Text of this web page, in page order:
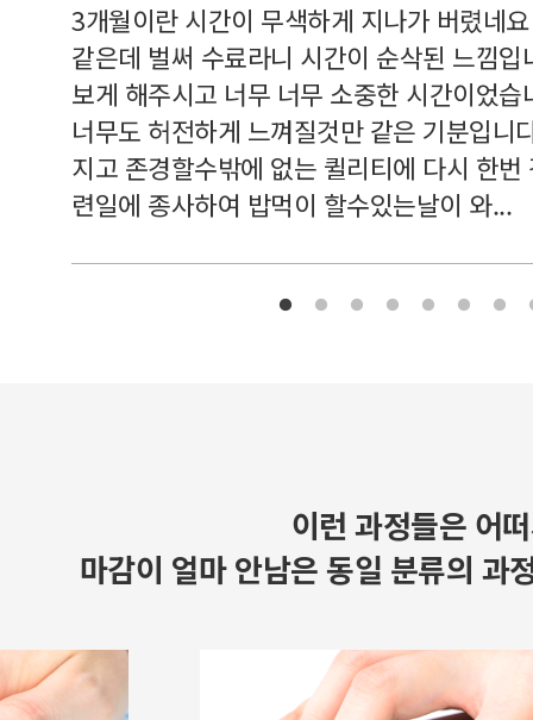
3개월이란 시간이 무색하게 지나가 버렸네
같은데 벌써 수료라니 시간이 순삭된 느낌
보게 해주시고 너무 너무 소중한 시간이었
너무도 허전하게 느껴질것만 같은 기분입니
지고 존경할수밖에 없는 퀼리티에 다시 한
련일에 종사하여 밥먹이 할수있는날이 와...
이런 과정들은 어
마감이 얼마 안남은 동일 분류의 과